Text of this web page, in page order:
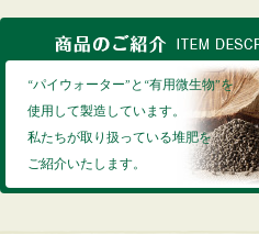
“パイウォーター”と“有用微生物”を
使用して製造しています。
私たちが取り扱っている堆肥を
ご紹介いたします。